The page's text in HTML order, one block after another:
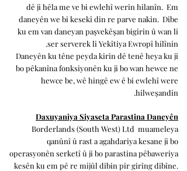
dê ji hêla me ve bi ewlehî werin hilanîn. Em
daneyên we bi kesekî din re parve nakin. Dibe
ku em van daneyan paşvekêşan bigirin û wan li
ser serverek li Yekîtiya Ewropî hilînin.
Daneyên ku têne peyda kirin dê tenê heya ku ji
bo pêkanîna fonksiyonên ku ji bo wan hewce ne
hewce be, wê hingê ew ê bi ewlehî were
hilweşandin.
Daxuyaniya Siyaseta Parastina Daneyên
Borderlands (South West) Ltd muameleya
qanûnî û rast a agahdariya kesane ji bo
operasyonên serketî û ji bo parastina pêbaweriya
kesên ku em pê re mijûl dibin pir girîng dibîne.